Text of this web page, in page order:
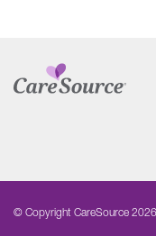
© Copyright CareSource